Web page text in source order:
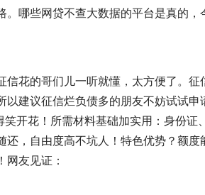
。哪些网贷不查大数据的平台是真的，
信花的哥们儿一听就懂，太方便了。
以建议征信烂负债多的朋友不妨试试
开花！所需材料基础加实用：身份
还，自由度高不坑人！特色优势？额
网友见证：